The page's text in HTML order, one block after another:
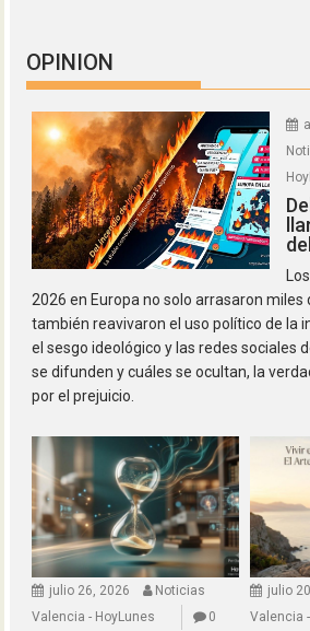
OPINION
2026 en Europa no solo arrasaron miles
también reavivaron el uso político de la
el sesgo ideológico y las redes sociales
se difunden y cuáles se ocultan, la
por el prejuicio.
julio 26, 2026
Noticias
Valencia - HoyLunes
0
julio
Valencia